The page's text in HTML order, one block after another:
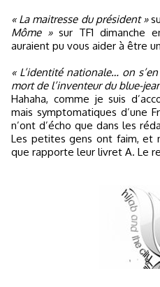
« La maitresse du président »
Môme » sur TF1 dimanche
auraient pu vous aider à être
« L’identité nationale… on
mort de l’inventeur du blue-
Hahaha, comme je suis
mais symptomatiques d’une
n’ont d’écho que dans les
Les petites gens ont faim, et
que rapporte leur livret A. Le